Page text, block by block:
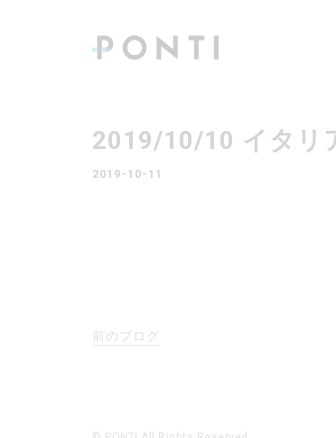
2019/10/10 イタリ
2019-10-11
前のブログ